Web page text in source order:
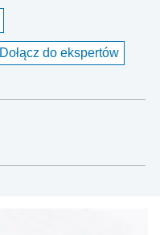
Dołącz do ekspertów